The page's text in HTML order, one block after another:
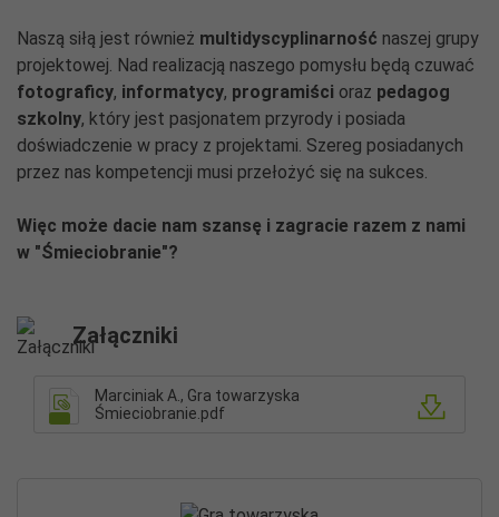
Naszą siłą jest również multidyscyplinarność naszej grupy
projektowej. Nad realizacją naszego pomysłu będą czuwać
fotograficy, informatycy, programiści oraz pedagog
szkolny, który jest pasjonatem przyrody i posiada
doświadczenie w pracy z projektami. Szereg posiadanych
przez nas kompetencji musi przełożyć się na sukces.
Więc może dacie nam szansę i zagracie razem z nami
w "Śmieciobranie"?
Załączniki
Marciniak A., Gra towarzyska
Śmieciobranie.pdf